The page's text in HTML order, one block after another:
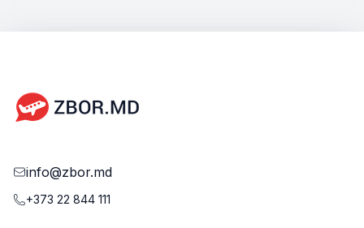
info@zbor.md
+373 22 844 111